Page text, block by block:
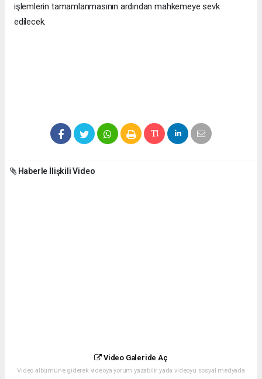
işlemlerin tamamlanmasının ardından mahkemeye sevk
edilecek.
Haberle İlişkili Video
Video Galeride Aç
Video albümüne giderek videoya yorum yazabilir yada videoyu sosyal medyada